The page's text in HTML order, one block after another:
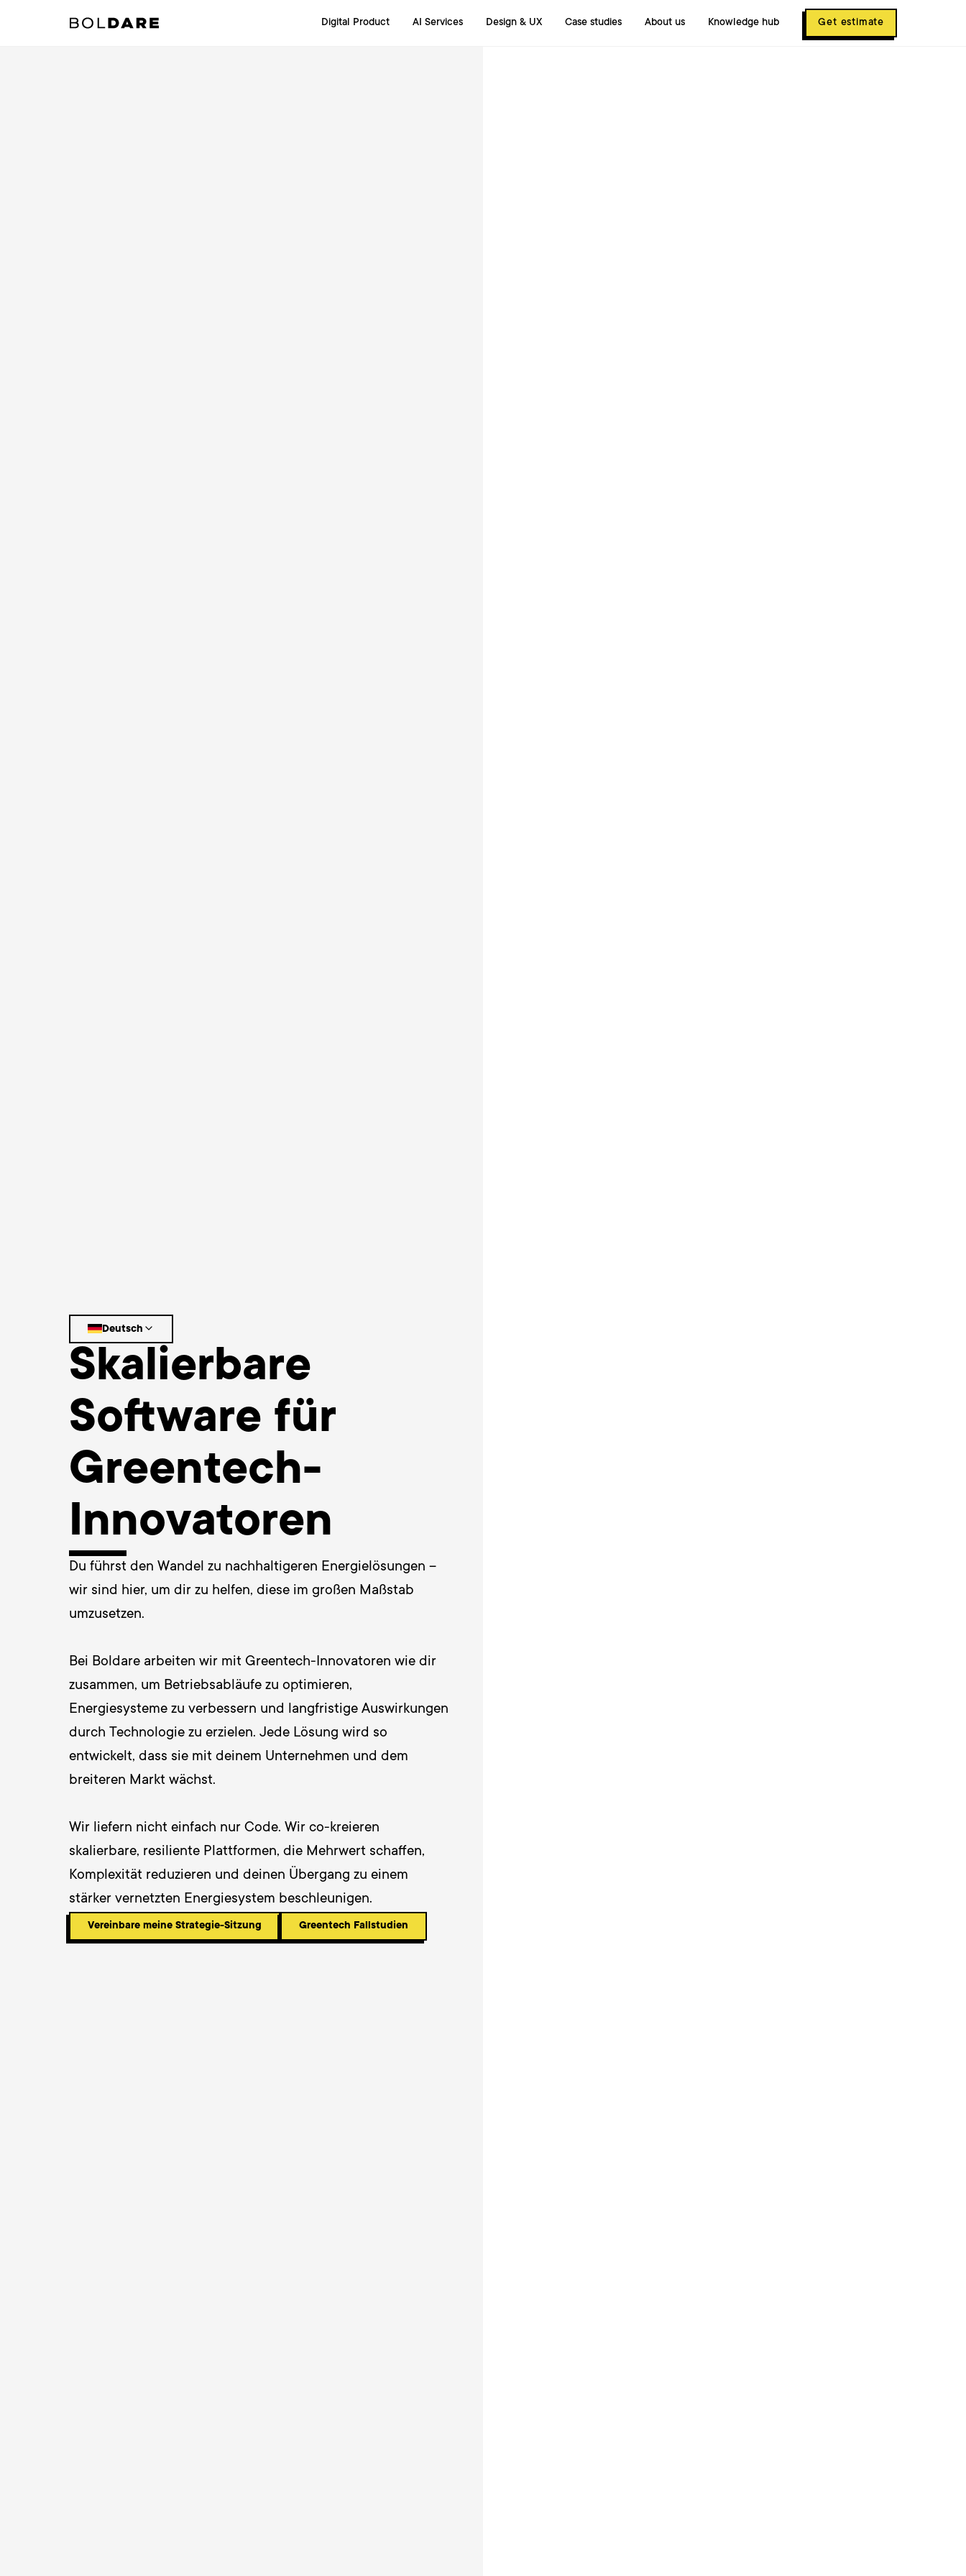
Digital Product AI Services Design & UX Case studies About us Knowledge hub Get estimate
Deutsch
Skalierbare
Software für
Greentech-
Innovatoren
Du führst den Wandel zu nachhaltigeren Energielösungen –
wir sind hier, um dir zu helfen, diese im großen Maßstab
umzusetzen.
Bei Boldare arbeiten wir mit Greentech-Innovatoren wie dir
zusammen, um Betriebsabläufe zu optimieren,
Energiesysteme zu verbessern und langfristige Auswirkungen
durch Technologie zu erzielen. Jede Lösung wird so
entwickelt, dass sie mit deinem Unternehmen und dem
breiteren Markt wächst.
Wir liefern nicht einfach nur Code. Wir co-kreieren
skalierbare, resiliente Plattformen, die Mehrwert schaffen,
Komplexität reduzieren und deinen Übergang zu einem
stärker vernetzten Energiesystem beschleunigen.
Vereinbare meine Strategie-Sitzung Greentech Fallstudien